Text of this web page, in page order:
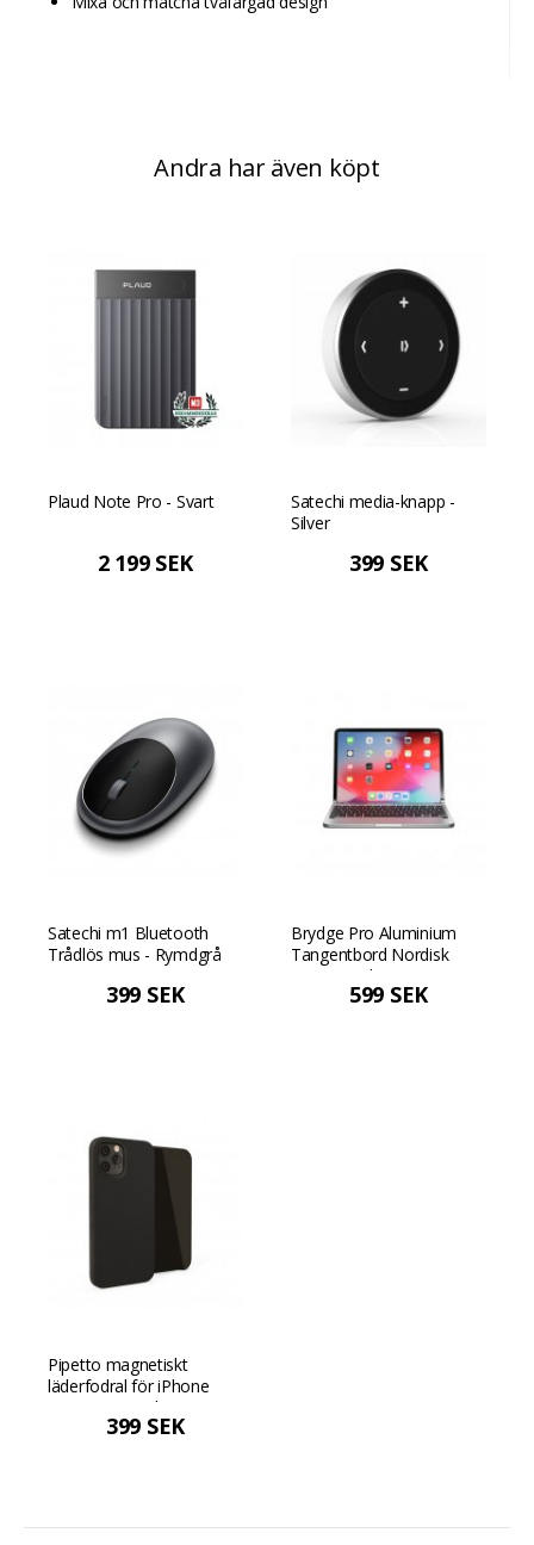
Andra har även köpt
Plaud Note Pro - Svart
2 199 SEK
Satechi media-knapp -
Silver
399 SEK
Satechi m1 Bluetooth
Trådlös mus - Rymdgrå
399 SEK
Brydge Pro Aluminium
Tangentbord Nordisk
Layout - Silver
599 SEK
Pipetto magnetiskt
läderfodral för iPhone
12/12 Pro med
magnetiskt fäste och
399 SEK